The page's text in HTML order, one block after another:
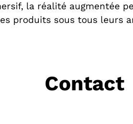
la réalité augmentée
produits sous tous leurs
Contact